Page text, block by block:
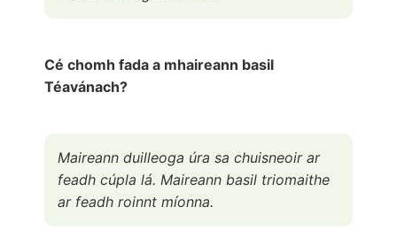
Cé chomh fada a mhaireann basil
Téavánach?
Maireann duilleoga úra sa chuisneoir ar
feadh cúpla lá. Maireann basil triomaithe
ar feadh roinnt míonna.